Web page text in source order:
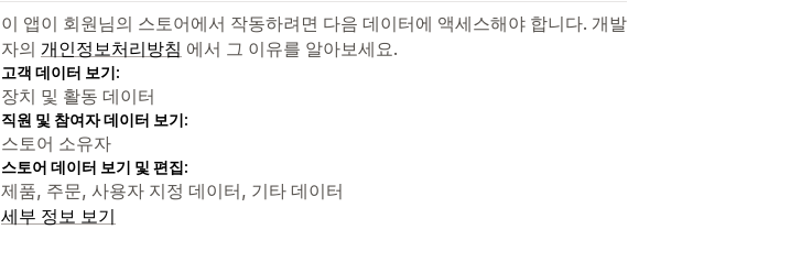
이 앱이 회원님의 스토어에서 작동하려면 다음 데이터에 액세스해야 합니다. 개발
자의 개인정보처리방침 에서 그 이유를 알아보세요.
고객 데이터 보기:
장치 및 활동 데이터
직원 및 참여자 데이터 보기:
스토어 소유자
스토어 데이터 보기 및 편집:
제품, 주문, 사용자 지정 데이터, 기타 데이터
세부 정보 보기